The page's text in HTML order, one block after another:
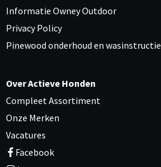
Informatie Owney Outdoor
Privacy Policy
Pinewood onderhoud en wasinstructie
Over Actieve Honden
Compleet Assortiment
Onze Merken
Vacatures
Facebook